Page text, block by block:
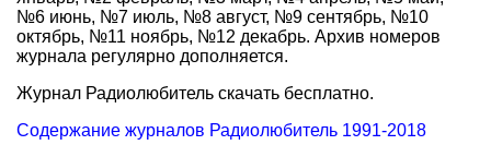
№6 июнь, №7 июль, №8 август, №9 сентябрь, №10
октябрь, №11 ноябрь, №12 декабрь. Архив номеров
журнала регулярно дополняется.
Журнал Радиолюбитель скачать бесплатно.
Содержание журналов Радиолюбитель 1991-2018